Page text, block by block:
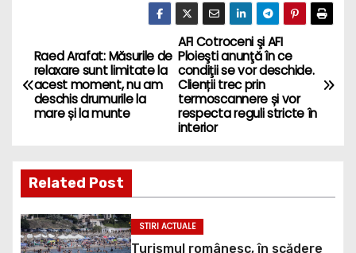
P
o
s
n
a
AFI Cotroceni şi AFI
Ploieşti anunţă în ce
condiţii se vor deschide.
Clienții trec prin
termoscannere și vor
respecta reguli stricte în
interior
Raed Arafat: Măsurile de
relaxare sunt limitate la
acest moment, nu am
deschis drumurile la
mare și la munte
Related Post
STIRI ACTUALE
Turismul românesc, în scădere